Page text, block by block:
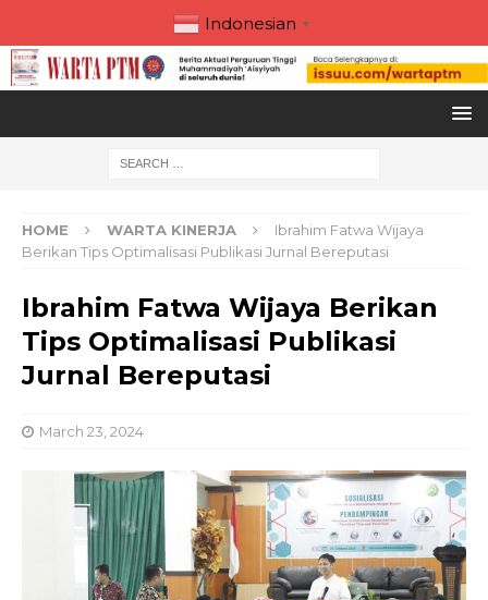
Indonesian ▼
HOME WARTA KINERJA
Ibrahim Fatwa Wijaya
Berikan Tips Optimalisasi Publikasi Jurnal Bereputasi
Ibrahim Fatwa Wijaya Berikan
Tips Optimalisasi Publikasi
Jurnal Bereputasi
March 23, 2024